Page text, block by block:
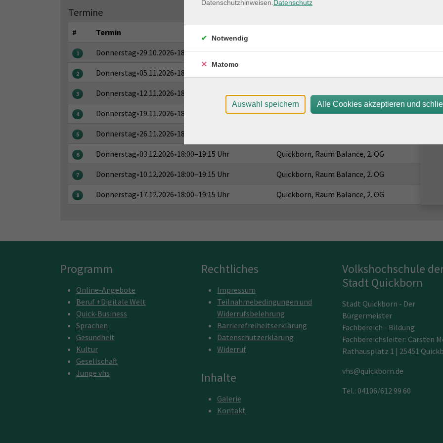
Termine
# Termin
1 Donnerstag•29.10.2026•18:00–19:15 Uhr Quickborn, Raum Balance, 2. OG
2 Donnerstag•05.11.2026•18:00–19:15 Uhr
3 Donnerstag•12.11.2026•18:00–19:15 Uhr Quickborn, Raum Balance, 2. OG
4 Donnerstag•19.11.2026•18:00–19:15 Uhr Quickborn, Raum Balance, 2. OG
5 Donnerstag•26.11.2026•18:00–19:15 Uhr
6 Donnerstag•03.12.2026•18:00–19:15 Uhr Quickborn, Raum Balance, 2. OG
7 Donnerstag•10.12.2026•18:00–19:15 Uhr Quickborn, Raum Balance, 2. OG
8 Donnerstag•17.12.2026•18:00–19:15 Uhr Quickborn, Raum Balance, 2. OG
Programm
Online-Angebote
Beruf +Digitale Welt
Quick-Business
Sprachen
Gesundheit
Kultur
Gesellschaft
Junge vhs
Rechtliches
Impressum
Teilnahmebedingungen und
Widerrufsbelehrung
Barrierefreiheitserklärung
Datenschutzerklärung
Widerruf
Inhalte
Galerie
Kontakt
Volkshochschule
Stadt Quickborn
Stadt Quickborn - Der
Bürgermeister
Fachbereich - Bildung
Fachbereichsleiter: Carsten
Rathausplatz 1 | 25451
vhs@quickborn.de
Tel.: 04106/612 99 60
Datenschutzhinweisen. Datenschutz
Notwendig
Matomo
Auswahl speichern Alle Cookies akzeptieren und